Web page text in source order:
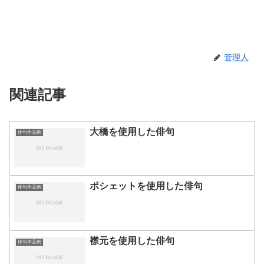
管理人
関連記事
俳句作品例 大橋を使用した俳句
俳句作品例 ポシェットを使用した俳句
俳句作品例 襟元を使用した俳句